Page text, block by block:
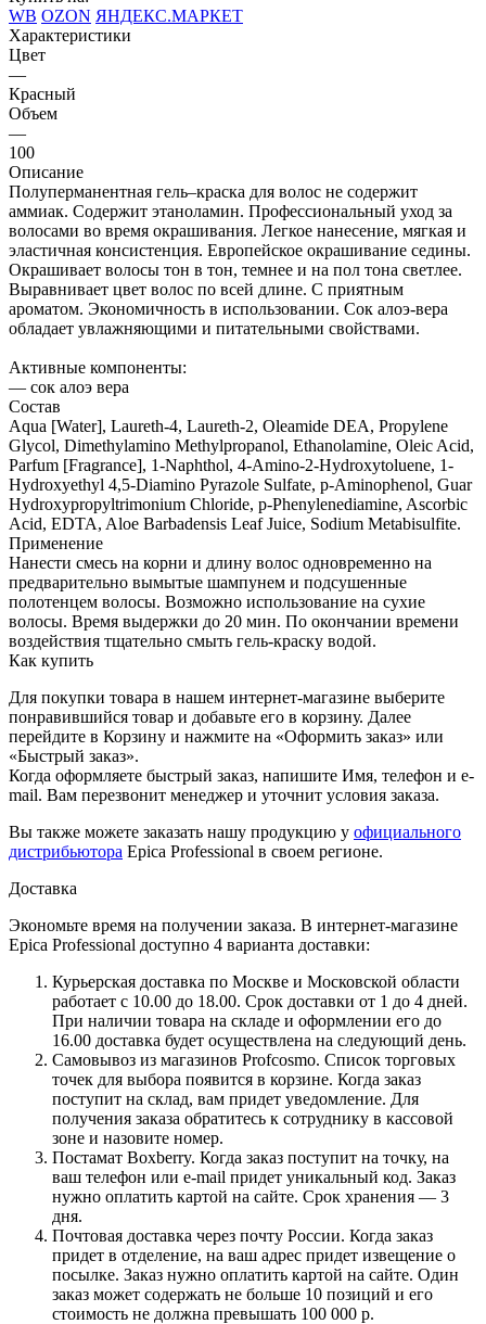
WB OZON ЯНДЕКС.МАРКЕТ
Характеристики
Цвет
—
Красный
Объем
—
100
Описание
Полуперманентная гель–краска для волос не содержит
аммиак. Содержит этаноламин. Профессиональный уход за
волосами во время окрашивания. Легкое нанесение, мягкая и
эластичная консистенция. Европейское окрашивание седины.
Окрашивает волосы тон в тон, темнее и на пол тона светлее.
Выравнивает цвет волос по всей длине. С приятным
ароматом. Экономичность в использовании. Сок алоэ-вера
обладает увлажняющими и питательными свойствами.
Активные компоненты:
— сок алоэ вера
Состав
Aqua [Water], Laureth-4, Laureth-2, Oleamide DEA, Propylene
Glycol, Dimethylamino Methylpropanol, Ethanolamine, Oleic Acid,
Parfum [Fragrance], 1-Naphthol, 4-Amino-2-Hydroxytoluene, 1-
Hydroxyethyl 4,5-Diamino Pyrazole Sulfate, p-Aminophenol, Guar
Hydroxypropyltrimonium Chloride, p-Phenylenediamine, Ascorbic
Acid, EDTA, Aloe Barbadensis Leaf Juice, Sodium Metabisulfite.
Применение
Нанести смесь на корни и длину волос одновременно на
предварительно вымытые шампунем и подсушенные
полотенцем волосы. Возможно использование на сухие
волосы. Время выдержки до 20 мин. По окончании времени
воздействия тщательно смыть гель-краску водой.
Как купить
Для покупки товара в нашем интернет-магазине выберите
понравившийся товар и добавьте его в корзину. Далее
перейдите в Корзину и нажмите на «Оформить заказ» или
«Быстрый заказ».
Когда оформляете быстрый заказ, напишите Имя, телефон и e-
mail. Вам перезвонит менеджер и уточнит условия заказа.
Вы также можете заказать нашу продукцию у официального
дистрибьютора Epica Professional в своем регионе.
Доставка
Экономьте время на получении заказа. В интернет-магазине
Epica Professional доступно 4 варианта доставки:
Курьерская доставка по Москве и Московской области
работает с 10.00 до 18.00. Срок доставки от 1 до 4 дней.
При наличии товара на складе и оформлении его до
16.00 доставка будет осуществлена на следующий день.
Самовывоз из магазинов Profcosmo. Список торговых
точек для выбора появится в корзине. Когда заказ
поступит на склад, вам придет уведомление. Для
получения заказа обратитесь к сотруднику в кассовой
зоне и назовите номер.
Постамат Boxberry. Когда заказ поступит на точку, на
ваш телефон или e-mail придет уникальный код. Заказ
нужно оплатить картой на сайте. Срок хранения — 3
дня.
Почтовая доставка через почту России. Когда заказ
придет в отделение, на ваш адрес придет извещение о
посылке. Заказ нужно оплатить картой на сайте. Один
заказ может содержать не больше 10 позиций и его
стоимость не должна превышать 100 000 р.